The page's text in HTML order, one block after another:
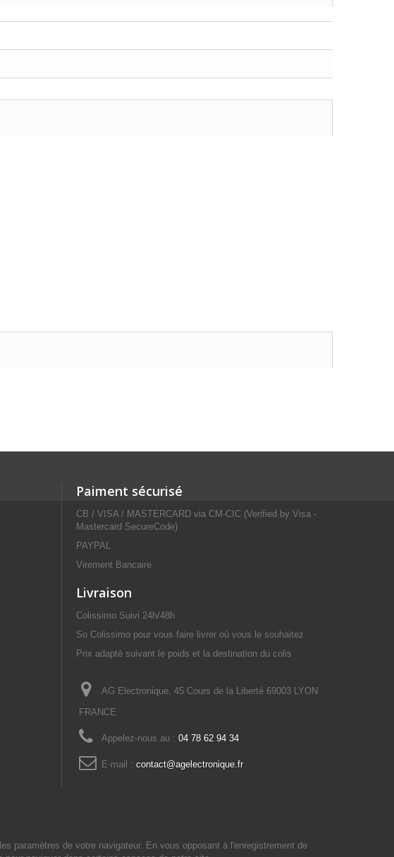
Paiment sécurisé
CB / VISA / MASTERCARD via CM-CIC (Verified by Visa -
Mastercard SecureCode)
PAYPAL
Virement Bancaire
Livraison
Colissimo Suivi 24h/48h
So Colissimo pour vous faire livrer où vous le souhaitez
Prix adapté suivant le poids et la destination du colis
AG Electronique, 45 Cours de la Liberté 69003 LYON
FRANCE
Appelez-nous au : 04 78 62 94 34
E-mail : contact@agelectronique.fr
paramètres de votre navigateur. En vous opposant à l'enregistrement de